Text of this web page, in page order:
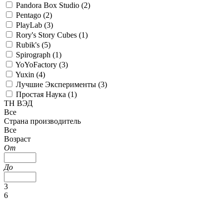
Pandora Box Studio (2)
Pentago (2)
PlayLab (3)
Rory's Story Cubes (1)
Rubik's (5)
Spirograph (1)
YoYoFactory (3)
Yuxin (4)
Лучшие Эксперименты (3)
Простая Наука (1)
ТН ВЭД
Все
Страна производитель
Все
Возраст
От
До
3
6